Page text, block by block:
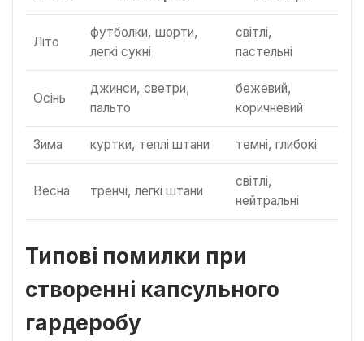
Літо
футболки, шорти,
легкі сукні
світлі,
пастельні
Осінь
джинси, светри,
пальто
бежевий,
коричневий
Зима куртки, теплі штани темні, глибокі
Весна тренчі, легкі штани
світлі,
нейтральні
Типові помилки при
створенні капсульного
гардеробу